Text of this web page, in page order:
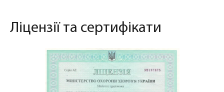
Ліцензії та сертифікати